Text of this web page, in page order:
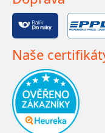
Naše